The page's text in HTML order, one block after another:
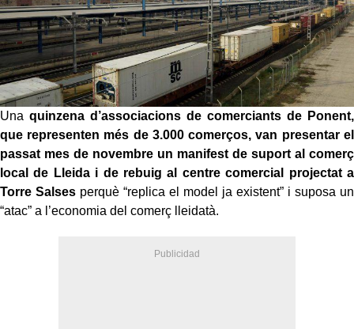
Una quinzena d’associacions de comerciants de Ponent,
que representen més de 3.000 comerços, van presentar el
passat mes de novembre un manifest de suport al comerç
local de Lleida i de rebuig al centre comercial projectat a
Torre Salses perquè “replica el model ja existent” i suposa un
“atac” a l’economia del comerç lleidatà.